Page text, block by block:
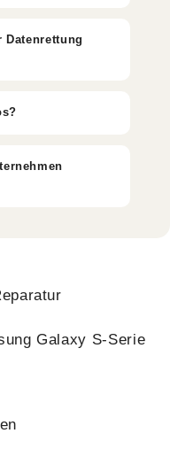
Datenrettung
Galaxy S-Serie